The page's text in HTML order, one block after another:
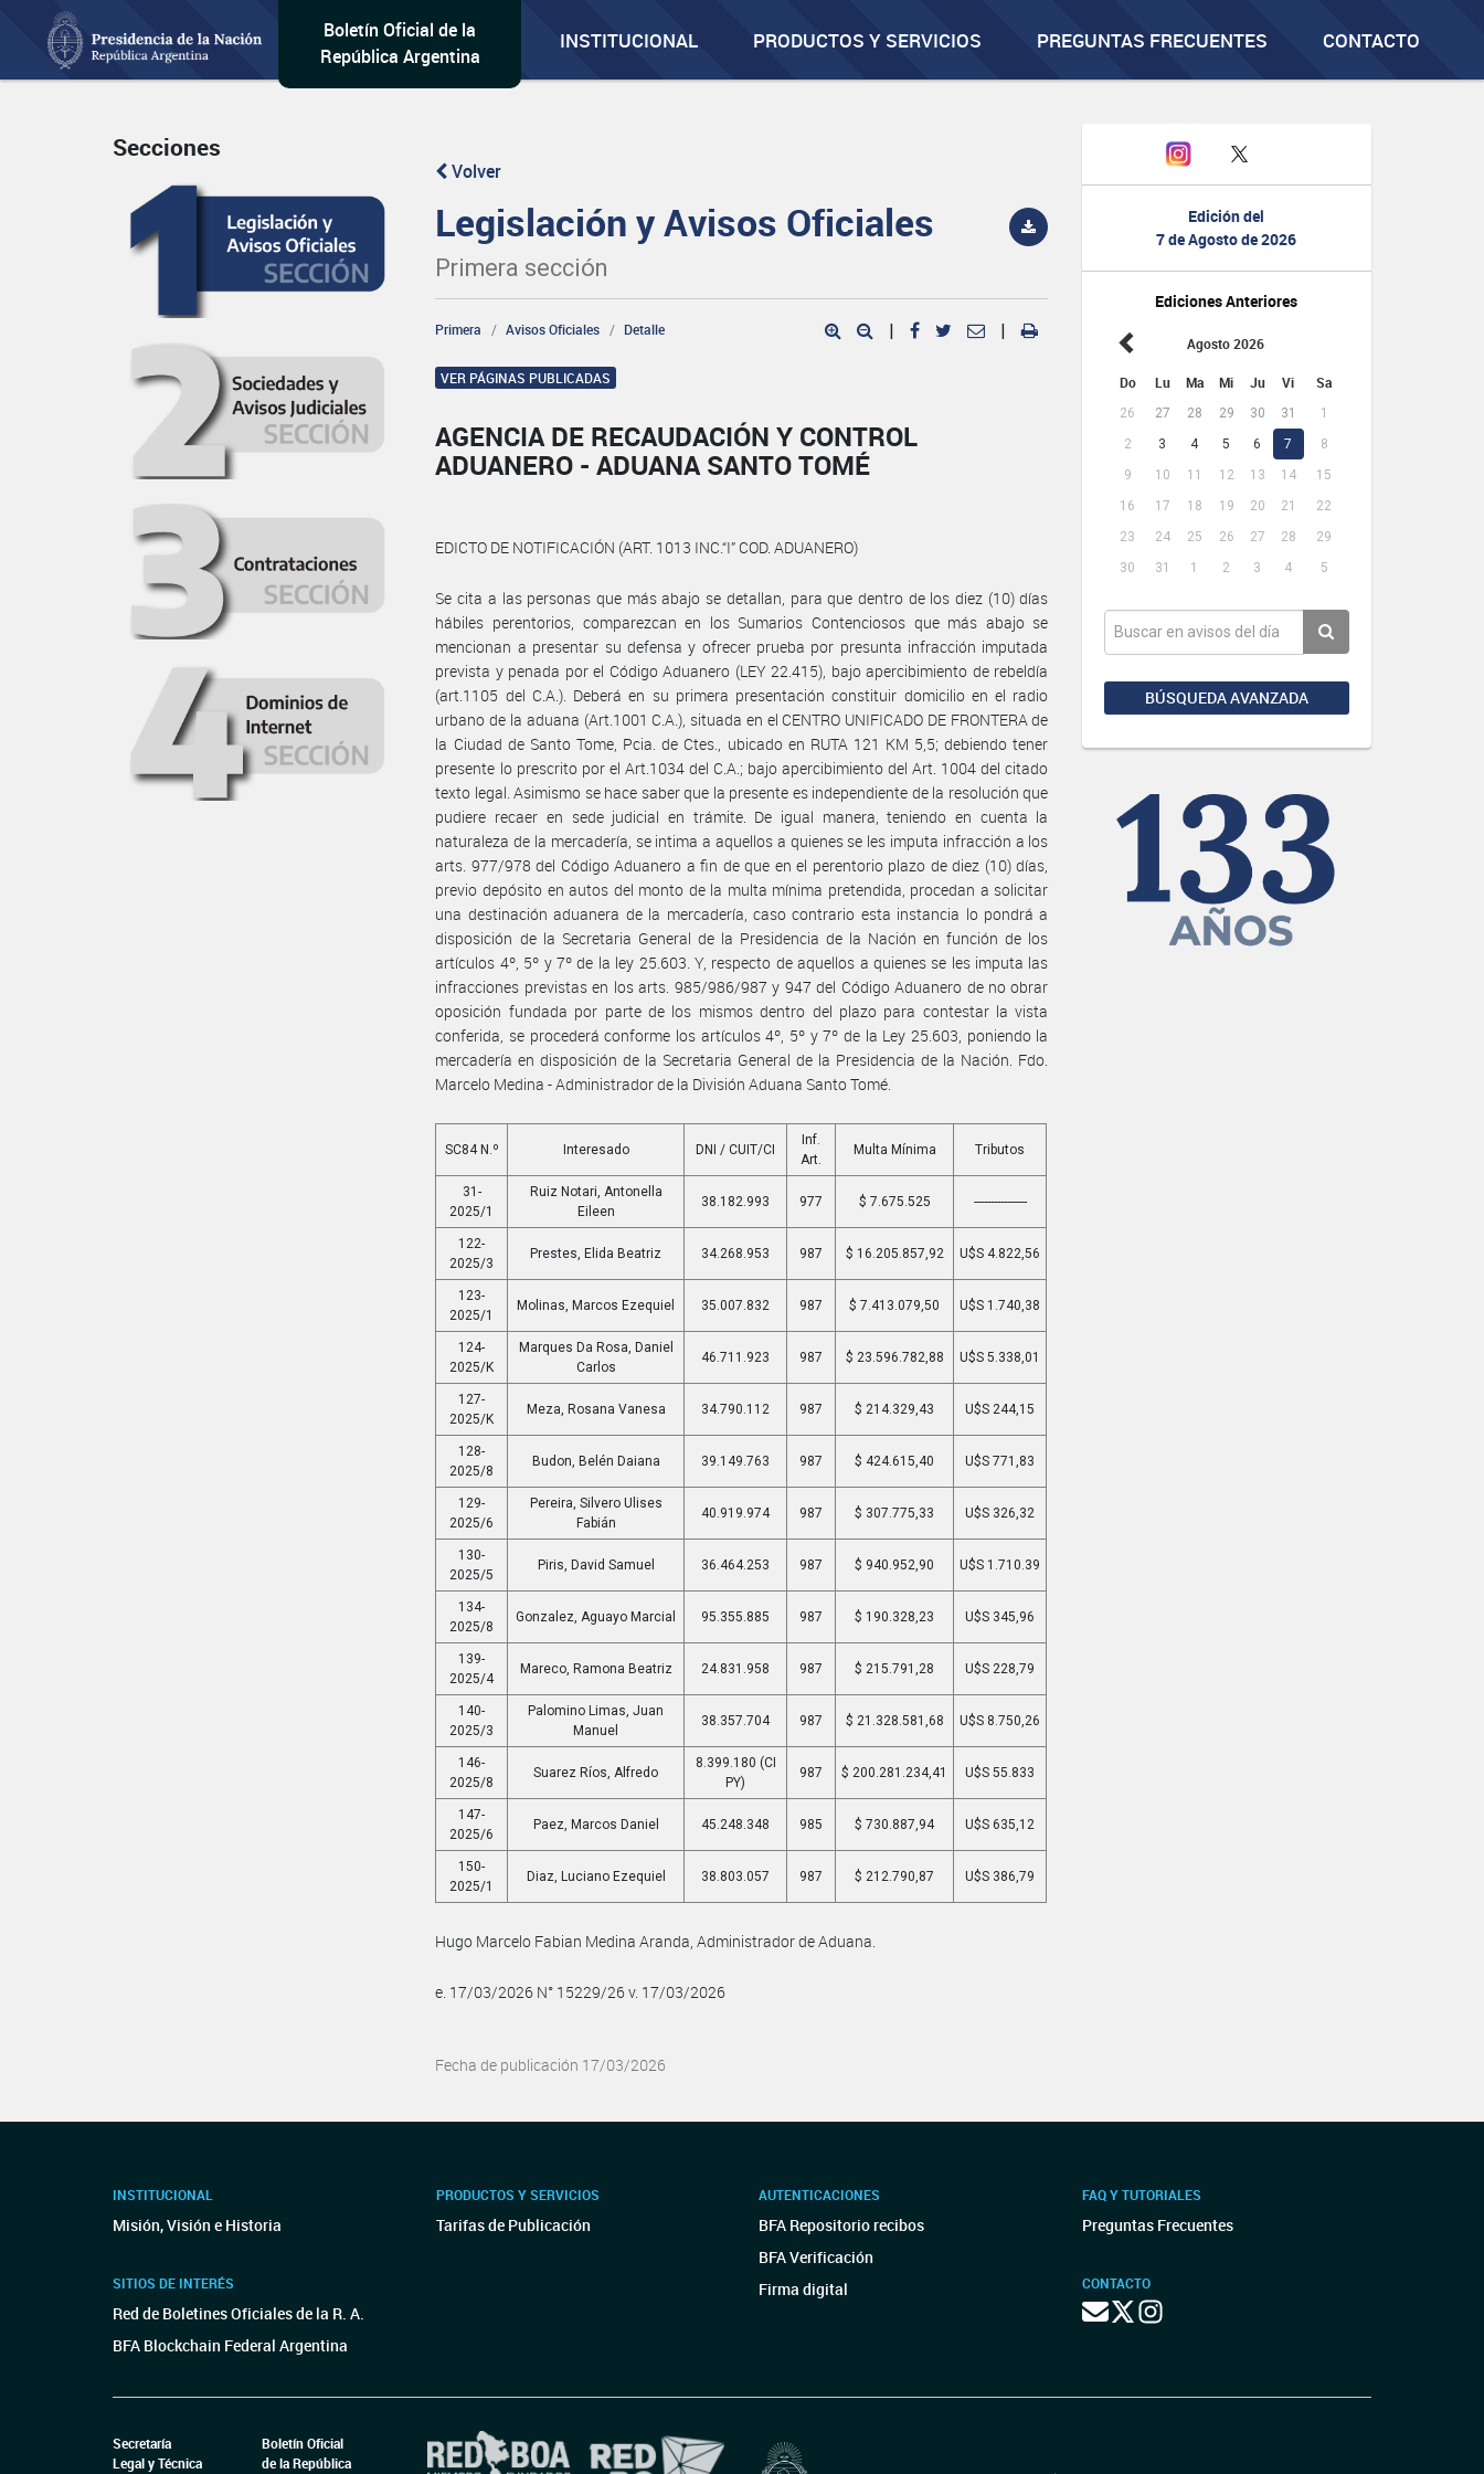
Boletín Oficial de la
República Argentina
INSTITUCIONAL PRODUCTOS Y SERVICIOS PREGUNTAS FRECUENTES CONTACTO
Edición del
7 de Agosto de 2026
Ediciones Anteriores
Agosto 2026
Do Lu Ma Mi Ju Vi Sa
26 27 28 29 30 31
1
2
3 4 5 6 7
8
9
10 11 12 13 14
15
16
17 18 19 20 21
22
23
24 25 26 27 28
29
30
31 1 2 3 4 5
BÚSQUEDA AVANZADA
Secciones
Volver
Legislación y Avisos Oficiales
Primera sección
Primera Avisos Oficiales Detalle | |
VER PÁGINAS PUBLICADAS
AGENCIA DE RECAUDACIÓN Y CONTROL
ADUANERO - ADUANA SANTO TOMÉ
EDICTO DE NOTIFICACIÓN (ART. 1013 INC.“I” COD. ADUANERO)
Se cita a las personas que más abajo se detallan, para que dentro de los diez (10) días
hábiles perentorios, comparezcan en los Sumarios Contenciosos que más abajo se
mencionan a presentar su defensa y ofrecer prueba por presunta infracción imputada
prevista y penada por el Código Aduanero (LEY 22.415), bajo apercibimiento de rebeldía
(art.1105 del C.A.). Deberá en su primera presentación constituir domicilio en el radio
urbano de la aduana (Art.1001 C.A.), situada en el CENTRO UNIFICADO DE FRONTERA de
la Ciudad de Santo Tome, Pcia. de Ctes., ubicado en RUTA 121 KM 5,5; debiendo tener
presente lo prescrito por el Art.1034 del C.A.; bajo apercibimiento del Art. 1004 del citado
texto legal. Asimismo se hace saber que la presente es independiente de la resolución que
pudiere recaer en sede judicial en trámite. De igual manera, teniendo en cuenta la
naturaleza de la mercadería, se intima a aquellos a quienes se les imputa infracción a los
arts. 977/978 del Código Aduanero a fin de que en el perentorio plazo de diez (10) días,
previo depósito en autos del monto de la multa mínima pretendida, procedan a solicitar
una destinación aduanera de la mercadería, caso contrario esta instancia lo pondrá a
disposición de la Secretaria General de la Presidencia de la Nación en función de los
artículos 4º, 5º y 7º de la ley 25.603. Y, respecto de aquellos a quienes se les imputa las
infracciones previstas en los arts. 985/986/987 y 947 del Código Aduanero de no obrar
oposición fundada por parte de los mismos dentro del plazo para contestar la vista
conferida, se procederá conforme los artículos 4º, 5º y 7º de la Ley 25.603, poniendo la
mercadería en disposición de la Secretaria General de la Presidencia de la Nación. Fdo.
Marcelo Medina - Administrador de la División Aduana Santo Tomé.
SC84 N.º Interesado DNI / CUIT/CI
Inf.
Art.
Multa Mínima Tributos
31-
2025/1
Ruiz Notari, Antonella
Eileen
38.182.993 977 $ 7.675.525 ----------------
122-
2025/3
Prestes, Elida Beatriz 34.268.953 987 $ 16.205.857,92 U$S 4.822,56
123-
2025/1
Molinas, Marcos Ezequiel 35.007.832 987 $ 7.413.079,50 U$S 1.740,38
124-
2025/K
Marques Da Rosa, Daniel
Carlos
46.711.923 987 $ 23.596.782,88 U$S 5.338,01
127-
2025/K
Meza, Rosana Vanesa 34.790.112 987 $ 214.329,43 U$S 244,15
128-
2025/8
Budon, Belén Daiana 39.149.763 987 $ 424.615,40 U$S 771,83
129-
2025/6
Pereira, Silvero Ulises
Fabián
40.919.974 987 $ 307.775,33 U$S 326,32
130-
2025/5
Piris, David Samuel 36.464.253 987 $ 940.952,90 U$S 1.710.39
134-
2025/8
Gonzalez, Aguayo Marcial 95.355.885 987 $ 190.328,23 U$S 345,96
139-
2025/4
Mareco, Ramona Beatriz 24.831.958 987 $ 215.791,28 U$S 228,79
140-
2025/3
Palomino Limas, Juan
Manuel
38.357.704 987 $ 21.328.581,68 U$S 8.750,26
146-
2025/8
Suarez Ríos, Alfredo
8.399.180 (CI
PY)
987 $ 200.281.234,41 U$S 55.833
147-
2025/6
Paez, Marcos Daniel 45.248.348 985 $ 730.887,94 U$S 635,12
150-
2025/1
Diaz, Luciano Ezequiel 38.803.057 987 $ 212.790,87 U$S 386,79
Hugo Marcelo Fabian Medina Aranda, Administrador de Aduana.
e. 17/03/2026 N° 15229/26 v. 17/03/2026
Fecha de publicación 17/03/2026
INSTITUCIONAL
Misión, Visión e Historia
SITIOS DE INTERÉS
Red de Boletines Oficiales de la R. A.
BFA Blockchain Federal Argentina
PRODUCTOS Y SERVICIOS
Tarifas de Publicación
AUTENTICACIONES
BFA Repositorio recibos
BFA Verificación
Firma digital
FAQ Y TUTORIALES
Preguntas Frecuentes
CONTACTO
Secretaría
Legal y Técnica
Boletín Oficial
de la República